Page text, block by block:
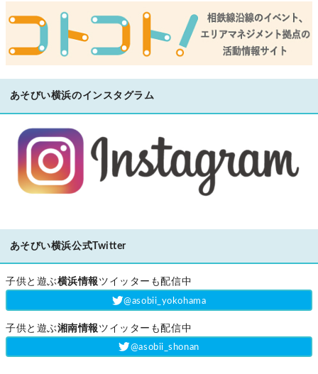
あそびい横浜のインスタグラム
あそびい横浜公式Twitter
子供と遊ぶ横浜情報ツイッターも配信中
‎@asobii_yokohama
子供と遊ぶ湘南情報ツイッターも配信中
‎@asobii_shonan